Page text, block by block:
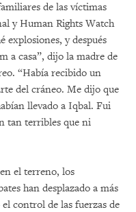
de las víctimas
y Human Rights Watch
explosiones, y después
a casa”, dijo la madre de
“Había recibido un
del cráneo. Me dijo que
llevado a Iqbal. Fui
tan terribles que ni
el terreno, los
han desplazado a más
control de las fuerzas de